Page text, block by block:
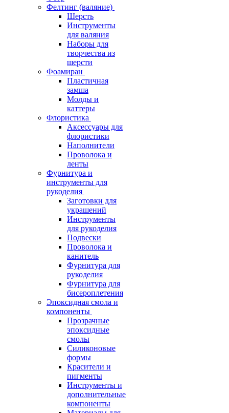
Фелтинг (валяние)
Шерсть
Инструменты
для валяния
Наборы для
творчества из
шерсти
Фоамиран
Пластичная
замша
Молды и
каттеры
Флористика
Аксессуары для
флористики
Наполнители
Проволока и
ленты
Фурнитура и
инструменты для
рукоделия
Заготовки для
украшений
Инструменты
для рукоделия
Подвески
Проволока и
канитель
Фурнитура для
рукоделия
Фурнитура для
бисероплетения
Эпоксидная смола и
компоненты
Прозрачные
эпоксидные
смолы
Силиконовые
формы
Красители и
пигменты
Инструменты и
дополнительные
компоненты